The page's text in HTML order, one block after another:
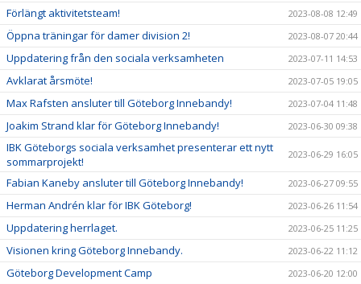
Förlängt aktivitetsteam! 2023-08-08 12:49
Öppna träningar för damer division 2! 2023-08-07 20:44
Uppdatering från den sociala verksamheten 2023-07-11 14:53
Avklarat årsmöte! 2023-07-05 19:05
Max Rafsten ansluter till Göteborg Innebandy! 2023-07-04 11:48
Joakim Strand klar för Göteborg Innebandy! 2023-06-30 09:38
IBK Göteborgs sociala verksamhet presenterar ett nytt
sommarprojekt!
2023-06-29 16:05
Fabian Kaneby ansluter till Göteborg Innebandy! 2023-06-27 09:55
Herman Andrén klar för IBK Göteborg! 2023-06-26 11:54
Uppdatering herrlaget. 2023-06-25 11:25
Visionen kring Göteborg Innebandy. 2023-06-22 11:12
Göteborg Development Camp 2023-06-20 12:00